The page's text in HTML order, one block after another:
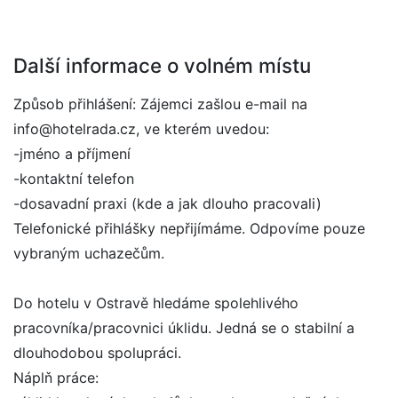
Další informace o volném místu
Způsob přihlášení: Zájemci zašlou e-mail na
info@hotelrada.cz, ve kterém uvedou:
-jméno a příjmení
-kontaktní telefon
-dosavadní praxi (kde a jak dlouho pracovali)
Telefonické přihlášky nepřijímáme. Odpovíme pouze
vybraným uchazečům.
Do hotelu v Ostravě hledáme spolehlivého
pracovníka/pracovnici úklidu. Jedná se o stabilní a
dlouhodobou spolupráci.
Náplň práce: